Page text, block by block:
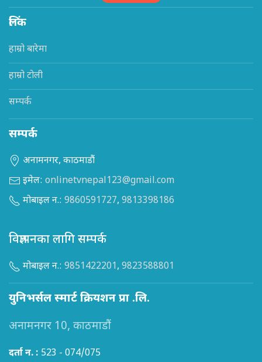
लिंक
हाम्रो बारेमा
हाम्रो टोली
सम्पर्क
सम्पर्क
अनामनगर, काठमाडौं
इमेल: onlinetvnepal123@gmail.com
मोबाइल न.: 9860591727, 9813398186
विज्ञापनका लागि सम्पर्क
मोबाइल न.: 9851422201, 9823588801
युनिभर्सल स्मार्ट क्रियशन प्रा .लि.
अनामनगर 10, काठमाडौं
दर्ता न. : 523 - 074/075